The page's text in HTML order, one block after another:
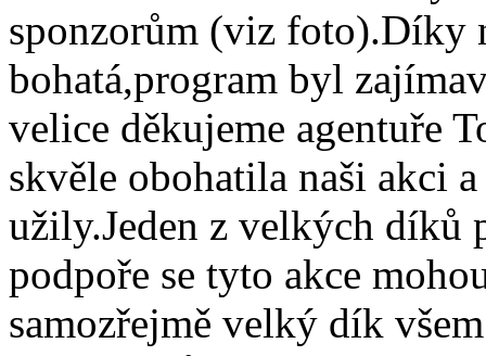
sponzorům (viz foto).Díky
bohatá,program byl
velice děkujeme agentuře
skvěle obohatila naši akci
užily.Jeden z velkých díků
podpoře se tyto akce
samozřejmě velký dík